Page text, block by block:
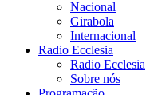
Nacional
Girabola
Internacional
Radio Ecclesia
Radio Ecclesia
Sobre nós